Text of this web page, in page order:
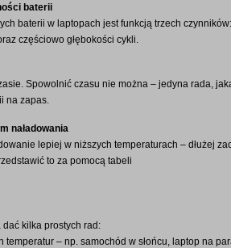
baterii
baterii w laptopach jest funkcją trzech
częściowo głębokości cykli.
Spowolnić czasu nie można – jedyna rada,
na zapas.
naładowania
lepiej w niższych temperaturach – dłużej
to za pomocą tabeli
dać kilka prostych rad:
temperatur – np. samochód w słońcu, laptop na